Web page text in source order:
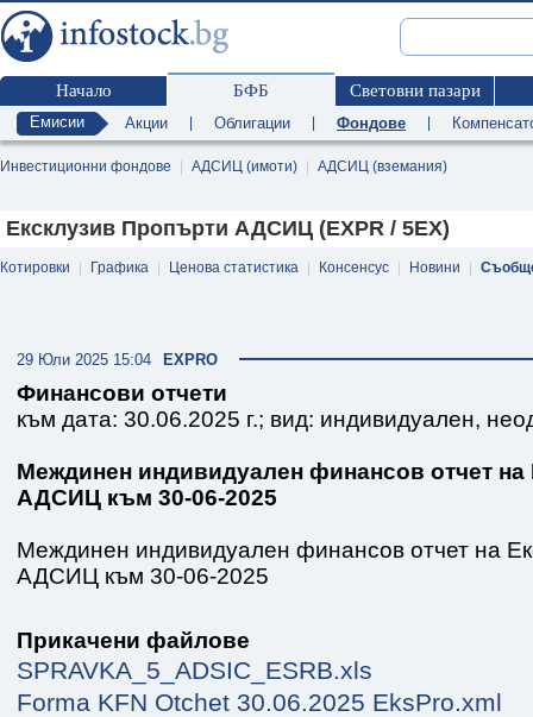
Начало БФБ Световни пазари
Емисии Акции Облигации Фондове
Инвестиционни фондове АДСИЦ (имоти) АДСИЦ (вземания)
Ексклузив Пропърти АДСИЦ (EXPR / 5EX)
Котировки Графика Ценова статистика Консенсус Новини
EXPRO
29 Юли 2025 15:04
Финансови отчети
към дата: 30.06.2025 г.; вид: индивидуален,
Междинен индивидуален финансов отчет
АДСИЦ към 30-06-2025
Междинен индивидуален финансов отчет на
АДСИЦ към 30-06-2025
Прикачени файлове
SPRAVKA_5_ADSIC_ESRB.xls
Forma KFN Otchet 30.06.2025 EksPro.xml